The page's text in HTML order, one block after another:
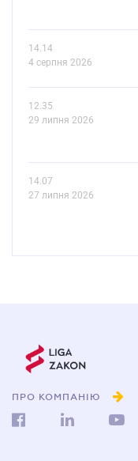
14.14
4 серпня 2026
12.35
29 липня 2026
14.07
27 липня 2026
ПРО КОМПАНІЮ